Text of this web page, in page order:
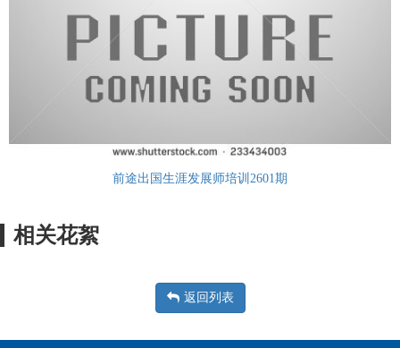
前途出国生涯发展师培训2601期
相关花絮
返回列表